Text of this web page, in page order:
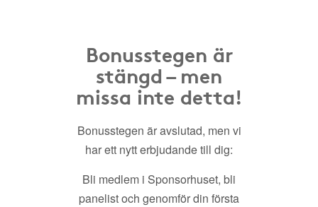
Bonusstegen är
stängd – men
missa inte detta!
Bonusstegen är avslutad, men vi
har ett nytt erbjudande till dig:
Bli medlem i Sponsorhuset, bli
panelist och genomför din första